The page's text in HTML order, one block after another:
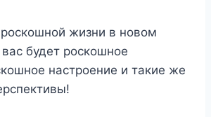
жизни в новом
будет роскошное
настроение и такие же